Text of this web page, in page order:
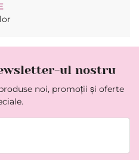
ul nostru
noi, promoții și oferte